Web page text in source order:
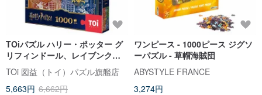
TOiパズル ハリー・ポッター グ
リフィンドール、レイブンクロ
ー、ハッフルパフ、スリザリン
1000ピースパズル 魔法アート ク
リスマスプレゼント
TOi 図益（トイ）パズル旗艦店
5,663円 6,662円
ワンピース - 1000ピース ジグソ
ーパズル - 草帽海賊団
ABYSTYLE FRANCE
3,274円